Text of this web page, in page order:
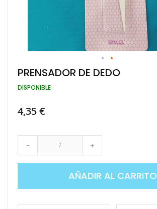
Saltar
al
comienzo
galería
PRENSADOR DE DEDO
DISPONIBLE
4,35 €
- +
AÑADIR AL CARRITO